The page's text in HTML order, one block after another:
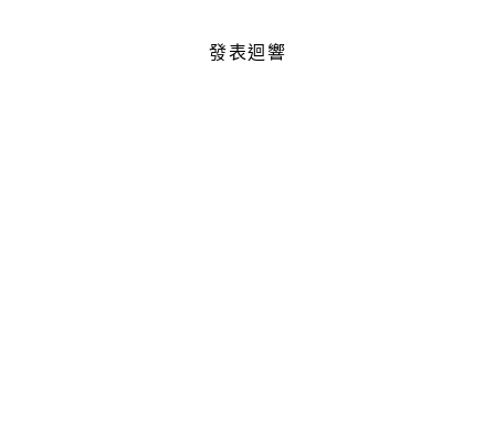
發表迴響